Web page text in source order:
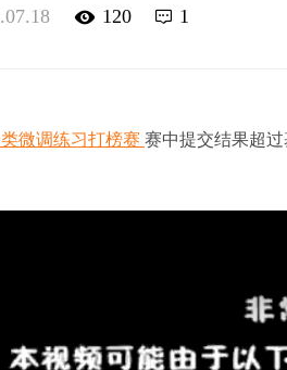
120 1
微调练习打榜赛 赛中提交结果超过